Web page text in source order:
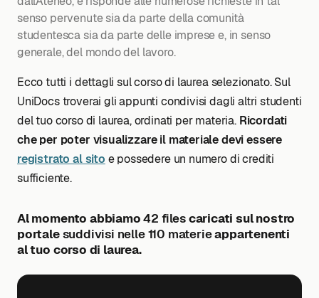
senso pervenute sia da parte della comunità
studentesca sia da parte delle imprese e, in senso
generale, del mondo del lavoro.
Ecco tutti i dettagli sul corso di laurea selezionato. Sul
UniDocs troverai gli appunti condivisi dagli altri studenti
del tuo corso di laurea, ordinati per materia. Ricordati
che per poter visualizzare il materiale devi essere
registrato al sito e possedere un numero di crediti
sufficiente.
Al momento abbiamo42 filescaricati sul nostro
portalesuddivisi nelle 110 materieappartenenti
al tuo corso di laurea.